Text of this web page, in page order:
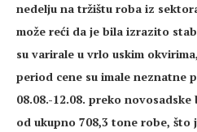
nedelju na tržištu roba iz
može reći da je bila izrazito
su varirale u vrlo uskim
period cene su imale neznatne
08.08.-12.08. preko
od ukupno 708,3 tone robe, što